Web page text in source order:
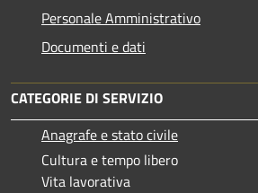
Personale Amministrativo
Documenti e dati
CATEGORIE DI SERVIZIO
Anagrafe e stato civile
Cultura e tempo libero
Vita lavorativa